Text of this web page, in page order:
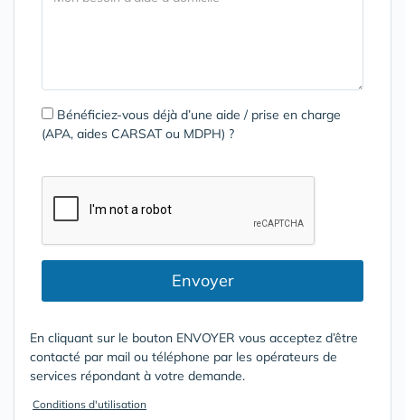
Bénéficiez-vous déjà d’une aide / prise en charge
(APA, aides CARSAT ou MDPH) ?
Envoyer
En cliquant sur le bouton ENVOYER vous acceptez d’être
contacté par mail ou téléphone par les opérateurs de
services répondant à votre demande.
Conditions d'utilisation